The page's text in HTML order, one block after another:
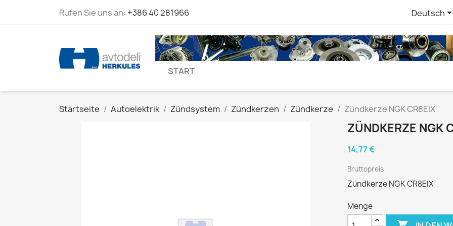
Rufen Sie uns an: +386 40 281966 Deutsch
START
Startseite Autoelektrik Zündsystem Zündkerzen Zündkerze Zündkerze NGK CR8EIX
ZÜNDKERZE NGK
14,77 €
Bruttopreis
Zündkerze NGK CR8EIX
Menge